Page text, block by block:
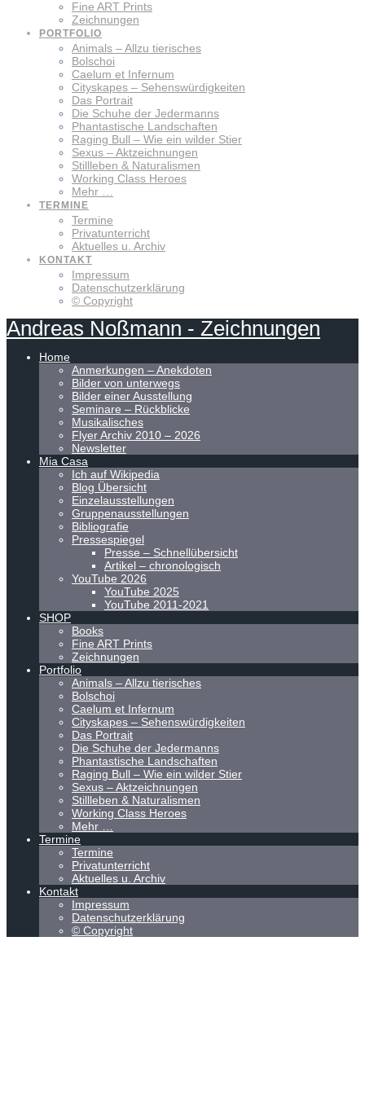
Fine ART Prints
Zeichnungen
PORTFOLIO
Animals – Allzu tierisches
Bolschoi
Caelum et Infernum
Cityskapes – Sehenswürdigkeiten
Das Portrait
Die Schuhe der Jedermanns
Phantastische Landschaften
Raging Bull – Wie ein wilder Stier
Sexus – Aktzeichnungen
Stillleben & Naturalismen
Working Class Heroes
Mehr …
TERMINE
Termine
Privatunterricht
Aktuelles u. Archiv
KONTAKT
Impressum
Datenschutzerklärung
© Copyright
Andreas Noßmann - Zeichnungen
Home
Anmerkungen – Anekdoten
Bilder von unterwegs
Bilder einer Ausstellung
Seminare – Rückblicke
Musikalisches
Flyer Archiv 2010 – 2026
Newsletter
Mia Casa
Ich auf Wikipedia
Blog Übersicht
Einzelausstellungen
Gruppenausstellungen
Bibliografie
Pressespiegel
Presse – Schnellübersicht
Artikel – chronologisch
YouTube 2026
YouTube 2025
YouTube 2011-2021
SHOP
Books
Fine ART Prints
Zeichnungen
Portfolio
Animals – Allzu tierisches
Bolschoi
Caelum et Infernum
Cityskapes – Sehenswürdigkeiten
Das Portrait
Die Schuhe der Jedermanns
Phantastische Landschaften
Raging Bull – Wie ein wilder Stier
Sexus – Aktzeichnungen
Stillleben & Naturalismen
Working Class Heroes
Mehr …
Termine
Termine
Privatunterricht
Aktuelles u. Archiv
Kontakt
Impressum
Datenschutzerklärung
© Copyright